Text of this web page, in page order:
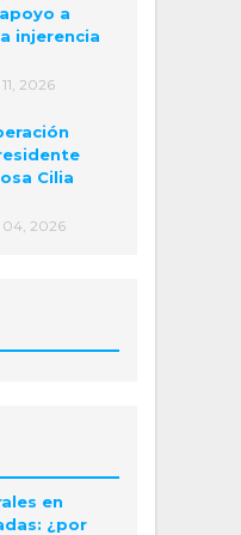
a
injerencia
2026
Cilia
04, 2026
en
¿por